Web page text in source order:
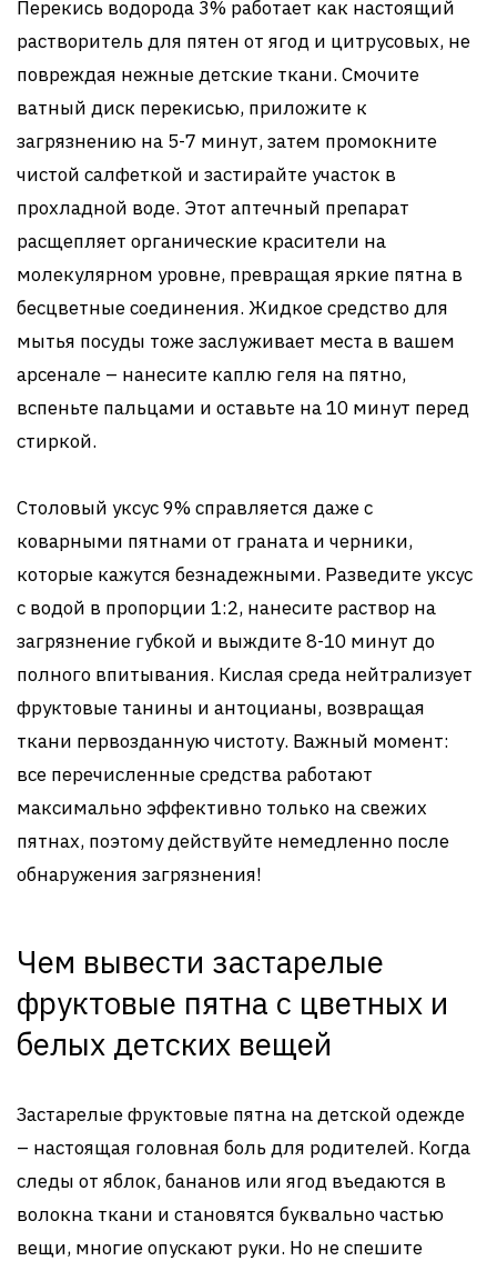
Перекись водорода 3% работает как настоящий
растворитель для пятен от ягод и цитрусовых, не
повреждая нежные детские ткани. Смочите
ватный диск перекисью, приложите к
загрязнению на 5-7 минут, затем промокните
чистой салфеткой и застирайте участок в
прохладной воде. Этот аптечный препарат
расщепляет органические красители на
молекулярном уровне, превращая яркие пятна в
бесцветные соединения. Жидкое средство для
мытья посуды тоже заслуживает места в вашем
арсенале – нанесите каплю геля на пятно,
вспеньте пальцами и оставьте на 10 минут перед
стиркой.
Столовый уксус 9% справляется даже с
коварными пятнами от граната и черники,
которые кажутся безнадежными. Разведите уксус
с водой в пропорции 1:2, нанесите раствор на
загрязнение губкой и выждите 8-10 минут до
полного впитывания. Кислая среда нейтрализует
фруктовые танины и антоцианы, возвращая
ткани первозданную чистоту. Важный момент:
все перечисленные средства работают
максимально эффективно только на свежих
пятнах, поэтому действуйте немедленно после
обнаружения загрязнения!
Чем вывести застарелые
фруктовые пятна с цветных и
белых детских вещей
Застарелые фруктовые пятна на детской одежде
– настоящая головная боль для родителей. Когда
следы от яблок, бананов или ягод въедаются в
волокна ткани и становятся буквально частью
вещи, многие опускают руки. Но не спешите